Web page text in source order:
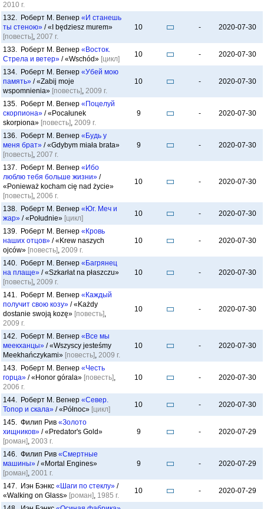
2010 г.
132. Роберт М. Вегнер «И станешь
ты стеною» / «I będziesz murem»
[повесть], 2007 г.
10 - 2020-07-30
133. Роберт М. Вегнер «Восток.
Стрела и ветер» / «Wschód» [цикл]
10 - 2020-07-30
134. Роберт М. Вегнер «Убей мою
память» / «Zabij moje
wspomnienia» [повесть], 2009 г.
10 - 2020-07-30
135. Роберт М. Вегнер «Поцелуй
скорпиона» / «Pocałunek
skorpiona» [повесть], 2009 г.
9 - 2020-07-30
136. Роберт М. Вегнер «Будь у
меня брат» / «Gdybym miała brata»
[повесть], 2007 г.
9 - 2020-07-30
137. Роберт М. Вегнер «Ибо
люблю тебя больше жизни» /
«Ponieważ kocham cię nad życie»
[повесть], 2006 г.
10 - 2020-07-30
138. Роберт М. Вегнер «Юг. Меч и
жар» / «Południe» [цикл]
10 - 2020-07-30
139. Роберт М. Вегнер «Кровь
наших отцов» / «Krew naszych
ojców» [повесть], 2009 г.
10 - 2020-07-30
140. Роберт М. Вегнер «Багрянец
на плаще» / «Szkarłat na płaszczu»
[повесть], 2009 г.
10 - 2020-07-30
141. Роберт М. Вегнер «Каждый
получит свою козу» / «Każdy
dostanie swoją kozę» [повесть],
2009 г.
10 - 2020-07-30
142. Роберт М. Вегнер «Все мы
меекханцы» / «Wszyscy jesteśmy
Meekhańczykami» [повесть], 2009 г.
10 - 2020-07-30
143. Роберт М. Вегнер «Честь
горца» / «Honor górala» [повесть],
2006 г.
10 - 2020-07-30
144. Роберт М. Вегнер «Север.
Топор и скала» / «Północ» [цикл]
10 - 2020-07-30
145. Филип Рив «Золото
хищников» / «Predator's Gold»
[роман], 2003 г.
9 - 2020-07-29
146. Филип Рив «Смертные
машины» / «Mortal Engines»
[роман], 2001 г.
9 - 2020-07-29
147. Иэн Бэнкс «Шаги по стеклу» /
«Walking on Glass» [роман], 1985 г.
10 - 2020-07-29